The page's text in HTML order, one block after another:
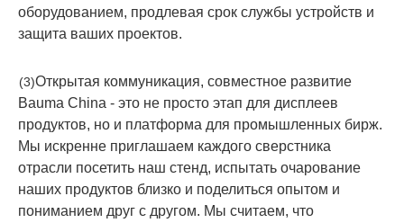
оборудованием, продлевая срок службы устройств и
защита ваших проектов.
(3)Открытая коммуникация, совместное развитие
Bauma China - это не просто этап для дисплеев
продуктов, но и платформа для промышленных бирж.
Мы искренне приглашаем каждого сверстника
отрасли посетить наш стенд, испытать очарование
наших продуктов близко и поделиться опытом и
пониманием друг с другом. Мы считаем, что